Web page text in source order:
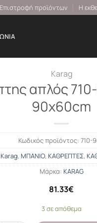
Επιστροφή προϊόντων Η
Karag
απλός
90x60cm
Κωδικός προϊόντος: 710-
Karag, ΜΠΑΝΙΟ, ΚΑΘΡΕΠΤΕΣ,
Μάρκα: KARAG
81.33€
3 σε απόθεμα